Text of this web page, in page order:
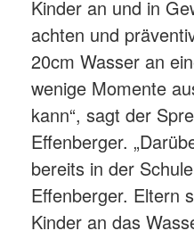
Kinder an und in
achten und
20cm Wasser an
wenige Momente
kann“, sagt der
Effenberger.
bereits in der
Effenberger. Eltern
Kinder an das